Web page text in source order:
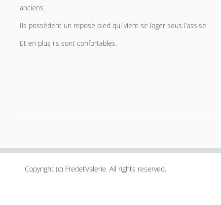
anciens.
Ils possèdent un repose pied qui vient se loger sous l'assise.
Et en plus ils sont confortables.
Copyright (c) FredetValerie. All rights reserved.